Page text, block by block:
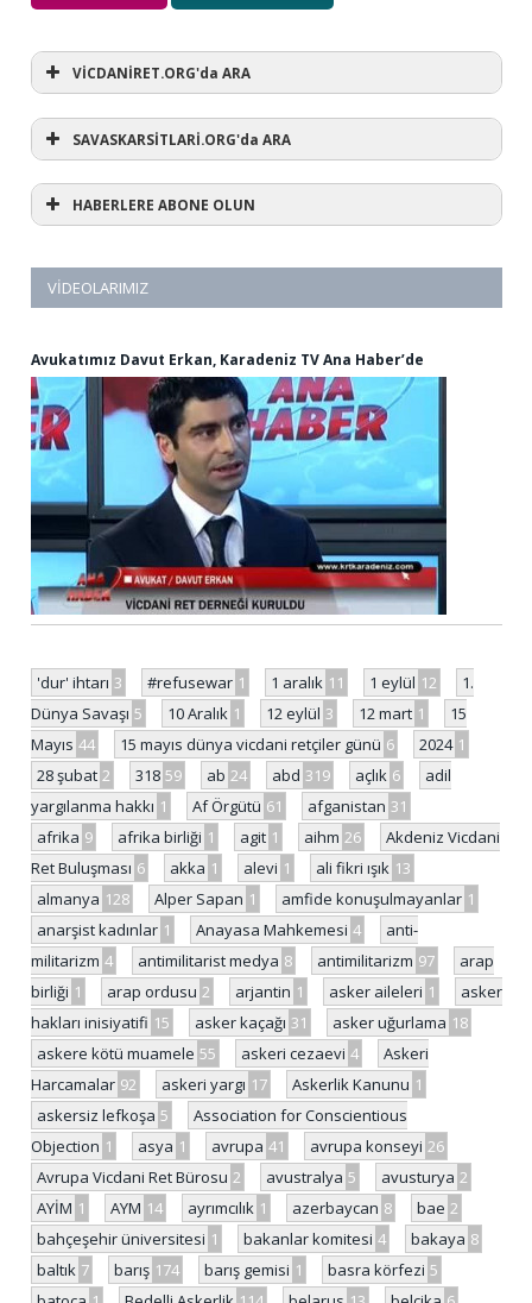
VİCDANİRET.ORG'da ARA
SAVASKARSİTLARİ.ORG'da ARA
HABERLERE ABONE OLUN
VIDEOLARIMIZ
Avukatımız Davut Erkan, Karadeniz TV Ana Haber’de
'dur' ihtarı 3 #refusewar 1 1 aralık 11 1 eylül 12
1.
Dünya Savaşı 5 10 Aralık 1 12 eylül 3 12 mart 1
15
Mayıs 44 15 mayıs dünya vicdani retçiler günü 6 2024 1
28 şubat 2 318 59 ab 24 abd 319 açlık 6
adil
yargılanma hakkı 1 Af Örgütü 61 afganistan 31
afrika 9 afrika birliği 1 agit 1 aihm 26
Akdeniz Vicdani
Ret Buluşması 6 akka 1 alevi 1 ali fikri ışık 13
almanya 128 Alper Sapan 1 amfide konuşulmayanlar 1
anarşist kadınlar 1 Anayasa Mahkemesi 4
anti-
militarizm 4 antimilitarist medya 8 antimilitarizm 97
arap
birliği 1 arap ordusu 2 arjantin 1 asker aileleri 1
asker
hakları inisiyatifi 15 asker kaçağı 31 asker uğurlama 18
askere kötü muamele 55 askeri cezaevi 4
Askeri
Harcamalar 92 askeri yargı 17 Askerlik Kanunu 1
askersiz lefkoşa 5
Association for Conscientious
Objection 1 asya 1 avrupa 41 avrupa konseyi 26
Avrupa Vicdani Ret Bürosu 2 avustralya 5 avusturya 2
AYİM 1 AYM 14 ayrımcılık 1 azerbaycan 8 bae 2
bahçeşehir üniversitesi 1 bakanlar komitesi 4 bakaya 8
baltık 7 barış 174 barış gemisi 1 basra körfezi 5